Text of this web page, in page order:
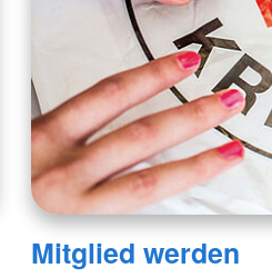
Mitglied werden